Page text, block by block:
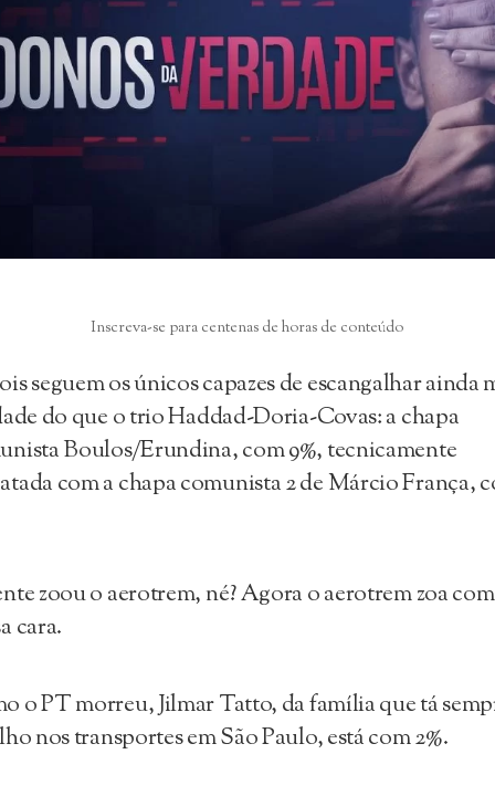
Inscreva-se para centenas de horas de conteúdo
seguem os únicos capazes de escangalhar ainda
do que o trio Haddad-Doria-Covas: a chapa
Boulos/Erundina, com 9%, tecnicamente
com a chapa comunista 2 de Márcio França,
zoou o aerotrem, né? Agora o aerotrem zoa
cara.
o PT morreu, Jilmar Tatto, da família que tá
nos transportes em São Paulo, está com 2%.